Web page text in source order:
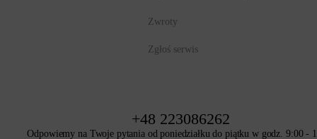
Zwroty
Zgłoś serwis
+48 223086262
Odpowiemy na Twoje pytania od poniedziałku do piątku w godz. 9:00 -